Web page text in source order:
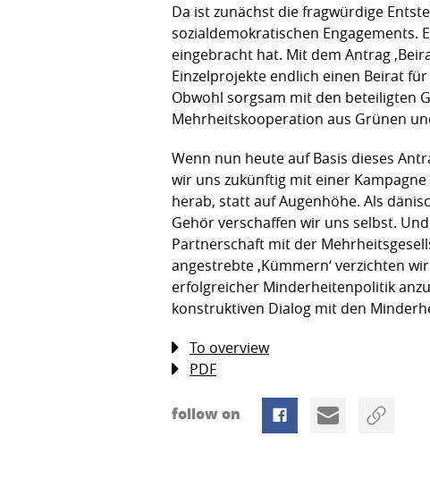
Da ist zunächst die fragwürdige
sozialdemokratischen Engagements.
eingebracht hat. Mit dem Antrag
Einzelprojekte endlich einen Beirat
Obwohl sorgsam mit den beteiligten
Mehrheitskooperation aus Grünen
Wenn nun heute auf Basis dieses
wir uns zukünftig mit einer
herab, statt auf Augenhöhe. Als
Gehör verschaffen wir uns selbst.
Partnerschaft mit der
angestrebte ‚Kümmern‘ verzichten
erfolgreicher Minderheitenpolitik
konstruktiven Dialog mit den
To overview
PDF
follow on